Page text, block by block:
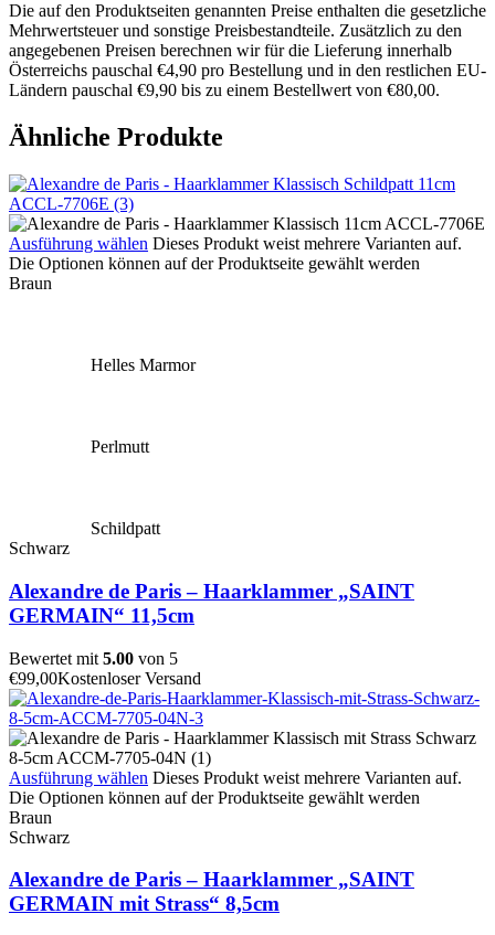
Die auf den Produktseiten genannten Preise enthalten die gesetzliche
Mehrwertsteuer und sonstige Preisbestandteile. Zusätzlich zu den
angegebenen Preisen berechnen wir für die Lieferung innerhalb
Österreichs pauschal €4,90 pro Bestellung und in den restlichen EU-
Ländern pauschal €9,90 bis zu einem Bestellwert von €80,00.
Ähnliche Produkte
Ausführung wählen Dieses Produkt weist mehrere Varianten auf.
Die Optionen können auf der Produktseite gewählt werden
Braun
Helles Marmor
Perlmutt
Schildpatt
Schwarz
Alexandre de Paris – Haarklammer „SAINT
GERMAIN“ 11,5cm
Bewertet mit 5.00 von 5
€99,00Kostenloser Versand
Ausführung wählen Dieses Produkt weist mehrere Varianten auf.
Die Optionen können auf der Produktseite gewählt werden
Braun
Schwarz
Alexandre de Paris – Haarklammer „SAINT
GERMAIN mit Strass“ 8,5cm